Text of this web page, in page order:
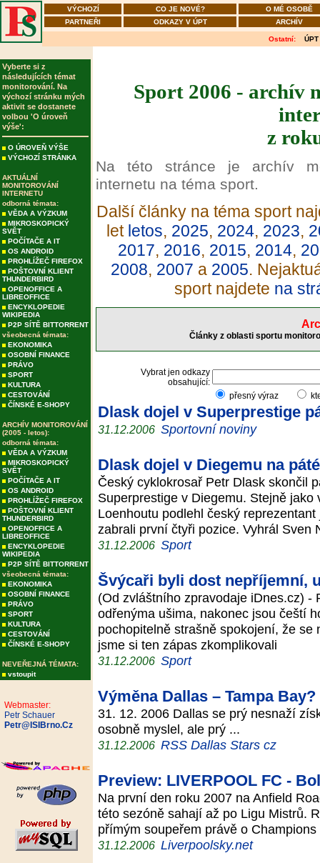
VÝCHOZÍ CO JE NOVÉ?
O MÉ OSOBĚ
PARTNEŘI
ODKAZY V ÚPT ARCHÍV
Ostatní: ÚPT
Vyberte si z
následujících témat
monitorování. Na
výchozí stránku mých
aktivit se dostanete
volbou 'O úroveň
výše':
O ÚROVEŇ VÝŠE
VÝCHOZÍ STRÁNKA
AKTUÁLNÍ
MONITOROVÁNÍ
INTERNETU
odborná témata:
VĚDA A VÝZKUM
MIKROSKOPICKÝ
SVĚT
POČÍTAČE A IT
OS ANDROID
PROHLÍŽEČ FIREFOX
POŠTOVNÍ KLIENT
THUNDERBIRD
OPENOFFICE A
LIBREOFFICE
ENCYKLOPEDIE
WIKIPEDIA
P2P SÍTĚ BITTORRENT
všeobecná témata:
EKONOMIKA
OSOBNÍ FINANCE
PRÁVO
SPORT
KULTURA
CESTOVÁNÍ
ČÍNSKÉ E-SHOPY
ARCHÍV MONITOROVÁNÍ
(2005 - letos):
odborná témata:
VĚDA A VÝZKUM
MIKROSKOPICKÝ
SVĚT
POČÍTAČE A IT
OS ANDROID
PROHLÍŽEČ FIREFOX
POŠTOVNÍ KLIENT
THUNDERBIRD
OPENOFFICE A
LIBREOFFICE
ENCYKLOPEDIE
WIKIPEDIA
P2P SÍTĚ BITTORRENT
všeobecná témata:
EKONOMIKA
OSOBNÍ FINANCE
PRÁVO
SPORT
KULTURA
CESTOVÁNÍ
ČÍNSKÉ E-SHOPY
NEVEŘEJNÁ TÉMATA:
vstoupit
Webmaster:
Petr Schauer
Petr@ISIBrno.Cz
Sport 2006 - archív
z
Na této stránce je archív
internetu na téma sport.
Další články na téma sport
let letos, 2025, 2024, 2023,
2017, 2016, 2015, 2014,
2008, 2007 a 2005.
sport najdete na
Články z oblasti sportu
Vybrat jen odkazy
obsahující:
přesný výraz
Dlask dojel v Superprestige
31.12.2006 Sportovní noviny
Dlask dojel v Diegemu na
Český cyklokrosař Petr Dlask skončil
Superprestige v Diegemu. Stejně
Loenhoutu podlehl český
zabrali první čtyři pozice. Vyhrál Sven
31.12.2006 Sport
Švýcaři byli dost nepříjemní,
(Od zvláštního zpravodaje iDnes.cz) -
odřenýma ušima, nakonec jsou čeští
pochopitelně strašně spokojení, že
jsme si ten zápas zkomplikovali
31.12.2006 Sport
Výměna Dallas – Tampa Bay?
31. 12. 2006 Dallas se prý nesnaží
osobně myslel, ale prý ...
31.12.2006 RSS Dallas Stars cz
Preview: LIVERPOOL FC -
Na první den roku 2007 na Anfield
této sezóně sahají až po Ligu Mistrů.
přímým soupeřem právě o
31.12.2006 Liverpoolsky.net